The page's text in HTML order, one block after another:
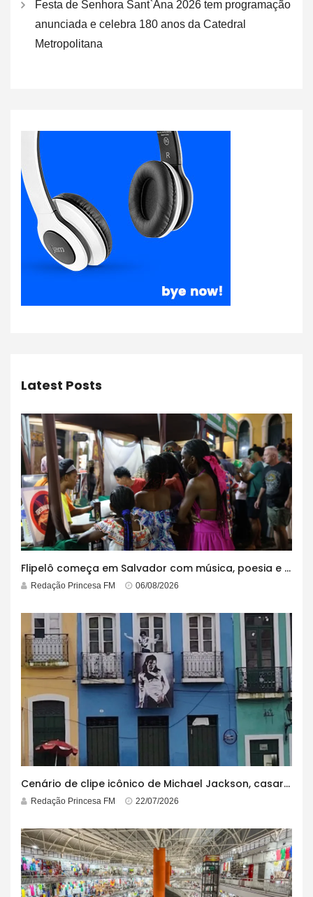
Festa de Senhora Sant`Ana 2026 tem programação
anunciada e celebra 180 anos da Catedral
Metropolitana
Latest Posts
Flipelô começa em Salvador com música, poesia e grande participação
Redação Princesa FM 06/08/2026
Cenário de clipe icônico de Michael Jackson, casarão azul no centro do Pelourinho enfrenta ordem de desocupação
Redação Princesa FM 22/07/2026